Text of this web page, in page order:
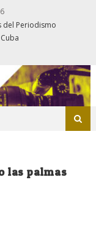
del Periodismo
las palmas